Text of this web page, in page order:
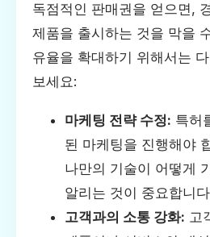
독점적인 판매권을 얻으면,
제품을 출시하는 것을 막을
유율을 확대하기 위해서는
보세요:
마케팅 전략 수정: 특허
된 마케팅을 진행해야
나만의 기술이 어떻게
알리는 것이 중요합니
고객과의 소통 강화: 고